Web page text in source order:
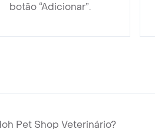
botão “Adicionar”.
Pet Shop Veterinário?